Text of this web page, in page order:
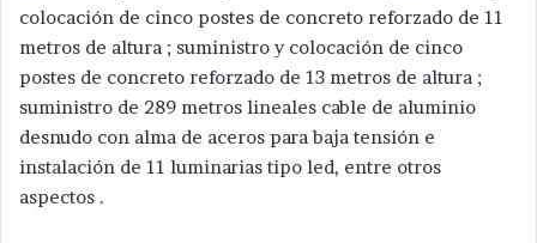
colocación de cinco postes de concreto reforzado de 11
metros de altura ; suministro y colocación de cinco
postes de concreto reforzado de 13 metros de altura ;
suministro de 289 metros lineales cable de aluminio
desnudo con alma de aceros para baja tensión e
instalación de 11 luminarias tipo led, entre otros
aspectos .